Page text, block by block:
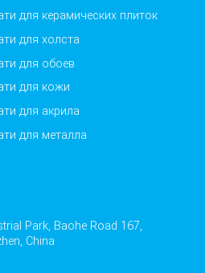
для керамических плиток
для холста
для обоев
для кожи
для акрила
для металла
Park, Baohe Road 167,
China